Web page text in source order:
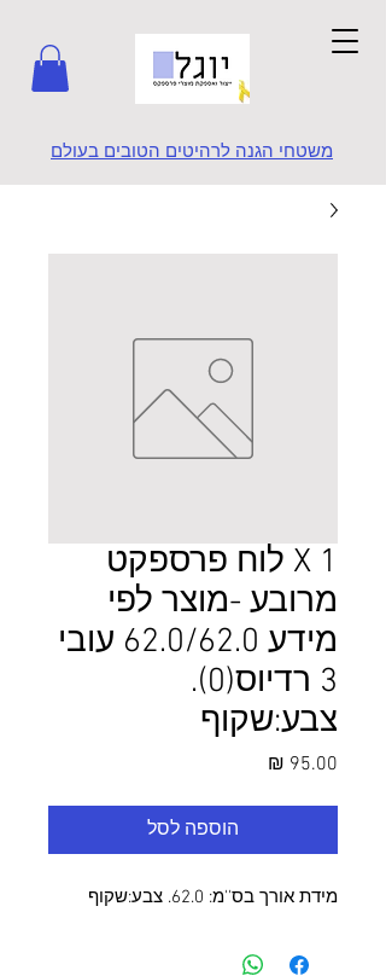
משטחי הגנה לרהיטים הטובים בעולם
1 X לוח פרספקט
מרובע -מוצר לפי
מידע 62.0/62.0 עובי
3 רדיוס(0).
צבע:שקוף
הוספה לסל
מידת אורך בס''מ: 62.0. צבע:שקוף